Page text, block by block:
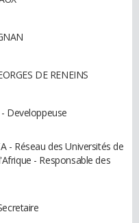
DE RENEINS
Developpeuse
- Réseau des Universités de
- Responsable des